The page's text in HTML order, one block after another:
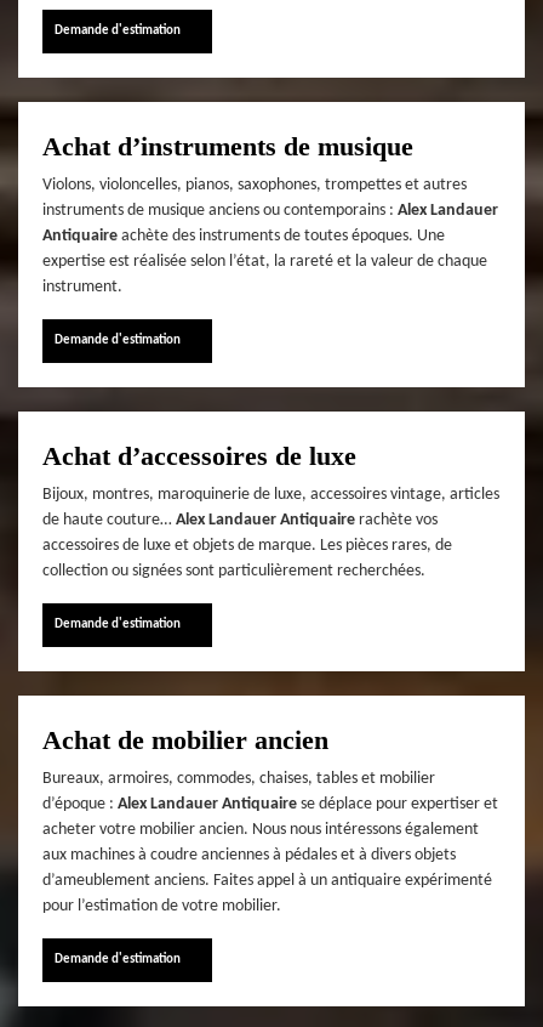
Demande d'estimation
Achat d’instruments de musique
Violons, violoncelles, pianos, saxophones, trompettes et autres
instruments de musique anciens ou contemporains : Alex Landauer
Antiquaire achète des instruments de toutes époques. Une
expertise est réalisée selon l’état, la rareté et la valeur de chaque
instrument.
Demande d'estimation
Achat d’accessoires de luxe
Bijoux, montres, maroquinerie de luxe, accessoires vintage, articles
de haute couture… Alex Landauer Antiquaire rachète vos
accessoires de luxe et objets de marque. Les pièces rares, de
collection ou signées sont particulièrement recherchées.
Demande d'estimation
Achat de mobilier ancien
Bureaux, armoires, commodes, chaises, tables et mobilier
d’époque : Alex Landauer Antiquaire se déplace pour expertiser et
acheter votre mobilier ancien. Nous nous intéressons également
aux machines à coudre anciennes à pédales et à divers objets
d’ameublement anciens. Faites appel à un antiquaire expérimenté
pour l’estimation de votre mobilier.
Demande d'estimation